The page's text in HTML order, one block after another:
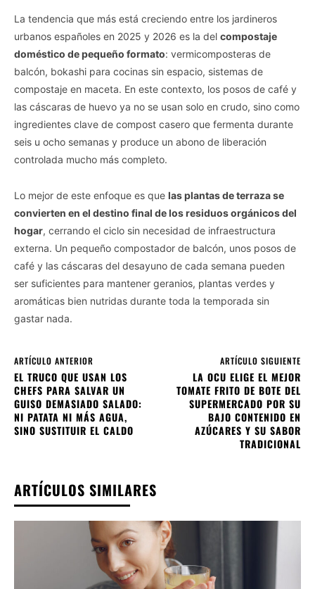
La tendencia que más está creciendo entre los jardineros
urbanos españoles en 2025 y 2026 es la del compostaje
doméstico de pequeño formato: vermicomposteras de
balcón, bokashi para cocinas sin espacio, sistemas de
compostaje en maceta. En este contexto, los posos de café y
las cáscaras de huevo ya no se usan solo en crudo, sino como
ingredientes clave de compost casero que fermenta durante
seis u ocho semanas y produce un abono de liberación
controlada mucho más completo.
Lo mejor de este enfoque es que las plantas de terraza se
convierten en el destino final de los residuos orgánicos del
hogar, cerrando el ciclo sin necesidad de infraestructura
externa. Un pequeño compostador de balcón, unos posos de
café y las cáscaras del desayuno de cada semana pueden
ser suficientes para mantener geranios, plantas verdes y
aromáticas bien nutridas durante toda la temporada sin
gastar nada.
ARTÍCULO ANTERIOR
EL TRUCO QUE USAN LOS
CHEFS PARA SALVAR UN
GUISO DEMASIADO SALADO:
NI PATATA NI MÁS AGUA,
SINO SUSTITUIR EL CALDO
ARTÍCULO SIGUIENTE
LA OCU ELIGE EL MEJOR
TOMATE FRITO DE BOTE DEL
SUPERMERCADO POR SU
BAJO CONTENIDO EN
AZÚCARES Y SU SABOR
TRADICIONAL
ARTÍCULOS SIMILARES